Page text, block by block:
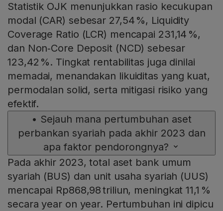
Statistik OJK menunjukkan rasio kecukupan
modal (CAR) sebesar 27,54 %, Liquidity
Coverage Ratio (LCR) mencapai 231,14 %,
dan Non‑Core Deposit (NCD) sebesar
123,42 %. Tingkat rentabilitas juga dinilai
memadai, menandakan likuiditas yang kuat,
permodalan solid, serta mitigasi risiko yang
efektif.
• Sejauh mana pertumbuhan aset
perbankan syariah pada akhir 2023 dan
apa faktor pendorongnya?
Pada akhir 2023, total aset bank umum
syariah (BUS) dan unit usaha syariah (UUS)
mencapai Rp868,98 triliun, meningkat 11,1 %
secara year on year. Pertumbuhan ini dipicu